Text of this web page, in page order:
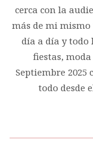
cerca con la
más de mi
día a día y todo
fiestas, moda
Septiembre
todo desde